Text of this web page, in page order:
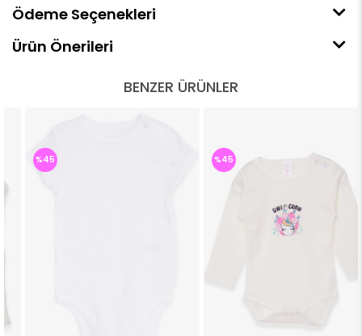
Ödeme Seçenekleri
Ürün Önerileri
BENZER ÜRÜNLER
%45 %45